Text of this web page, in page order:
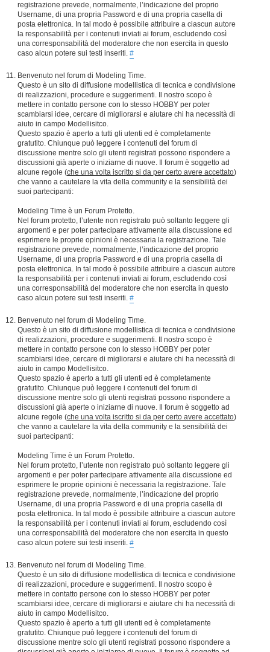
registrazione prevede, normalmente, l’indicazione del proprio
Username, di una propria Password e di una propria casella di
posta elettronica. In tal modo è possibile attribuire a ciascun autore
la responsabilità per i contenuti inviati ai forum, escludendo così
una corresponsabilità del moderatore che non esercita in questo
caso alcun potere sui testi inseriti. #
Benvenuto nel forum di Modeling Time.
Questo è un sito di diffusione modellistica di tecnica e condivisione
di realizzazioni, procedure e suggerimenti. Il nostro scopo è
mettere in contatto persone con lo stesso HOBBY per poter
scambiarsi idee, cercare di migliorarsi e aiutare chi ha necessità di
aiuto in campo Modellisitco.
Questo spazio è aperto a tutti gli utenti ed è completamente
gratutito. Chiunque può leggere i contenuti del forum di
discussione mentre solo gli utenti registrati possono rispondere a
discussioni già aperte o iniziarne di nuove. Il forum è soggetto ad
alcune regole (che una volta iscritto si da per certo avere accettato)
che vanno a cautelare la vita della community e la sensibilità dei
suoi partecipanti:
Modeling Time è un Forum Protetto.
Nel forum protetto, l’utente non registrato può soltanto leggere gli
argomenti e per poter partecipare attivamente alla discussione ed
esprimere le proprie opinioni è necessaria la registrazione. Tale
registrazione prevede, normalmente, l’indicazione del proprio
Username, di una propria Password e di una propria casella di
posta elettronica. In tal modo è possibile attribuire a ciascun autore
la responsabilità per i contenuti inviati ai forum, escludendo così
una corresponsabilità del moderatore che non esercita in questo
caso alcun potere sui testi inseriti. #
Benvenuto nel forum di Modeling Time.
Questo è un sito di diffusione modellistica di tecnica e condivisione
di realizzazioni, procedure e suggerimenti. Il nostro scopo è
mettere in contatto persone con lo stesso HOBBY per poter
scambiarsi idee, cercare di migliorarsi e aiutare chi ha necessità di
aiuto in campo Modellisitco.
Questo spazio è aperto a tutti gli utenti ed è completamente
gratutito. Chiunque può leggere i contenuti del forum di
discussione mentre solo gli utenti registrati possono rispondere a
discussioni già aperte o iniziarne di nuove. Il forum è soggetto ad
alcune regole (che una volta iscritto si da per certo avere accettato)
che vanno a cautelare la vita della community e la sensibilità dei
suoi partecipanti:
Modeling Time è un Forum Protetto.
Nel forum protetto, l’utente non registrato può soltanto leggere gli
argomenti e per poter partecipare attivamente alla discussione ed
esprimere le proprie opinioni è necessaria la registrazione. Tale
registrazione prevede, normalmente, l’indicazione del proprio
Username, di una propria Password e di una propria casella di
posta elettronica. In tal modo è possibile attribuire a ciascun autore
la responsabilità per i contenuti inviati ai forum, escludendo così
una corresponsabilità del moderatore che non esercita in questo
caso alcun potere sui testi inseriti. #
Benvenuto nel forum di Modeling Time.
Questo è un sito di diffusione modellistica di tecnica e condivisione
di realizzazioni, procedure e suggerimenti. Il nostro scopo è
mettere in contatto persone con lo stesso HOBBY per poter
scambiarsi idee, cercare di migliorarsi e aiutare chi ha necessità di
aiuto in campo Modellisitco.
Questo spazio è aperto a tutti gli utenti ed è completamente
gratutito. Chiunque può leggere i contenuti del forum di
discussione mentre solo gli utenti registrati possono rispondere a